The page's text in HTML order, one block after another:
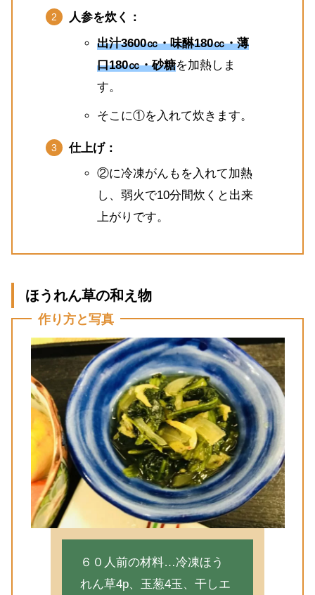
人参を炊く：
出汁3600㏄・味醂180㏄・薄
口180㏄・砂糖を加熱しま
す。
そこに①を入れて炊きます。
仕上げ：
②に冷凍がんもを入れて加熱
し、弱火で10分間炊くと出来
上がりです。
ほうれん草の和え物
作り方と写真
６０人前の材料…冷凍ほう
れん草4p、玉葱4玉、干しエ